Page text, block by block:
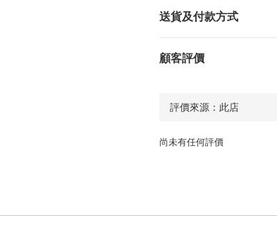
送貨及付款方式
顧客評價
尚未有任何評價